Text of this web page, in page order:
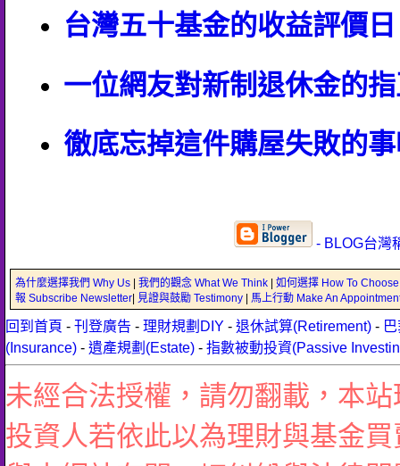
台灣五十基金的收益評價日
一位網友對新制退休金的
徹底忘掉這件購屋失敗的
- BLOG台灣
為什麼選擇我們 Why Us 我們的觀念 What We Think 如何選擇 How To Choose
報 Subscribe Newsletter 見證與鼓勵 Testimony 馬上行動 Make An
回到首頁 - 刊登廣告 - 理財規劃DIY - 退休試算(Retirement) -
(Insurance) - 遺產規劃(Estate) - 指數被動投資(Passive
未經合法授權，請勿翻載，本
投資人若依此以為理財與基金